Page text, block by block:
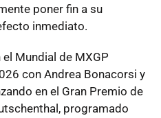
poner fin a su
inmediato.
Mundial de MXGP
con Andrea Bonacorsi y
en el Gran Premio de
programado